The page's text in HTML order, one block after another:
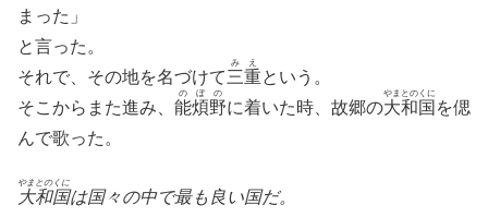
まった」
と言った。
それで、その地を名づけて三重
みえ
という。
そこからまた進み、 能煩野
のぼの
に着いた時、故郷の大和国
やまとのくに
を偲
んで歌った。
大和国
やまとのくに
は国々の中で最も良い国だ。